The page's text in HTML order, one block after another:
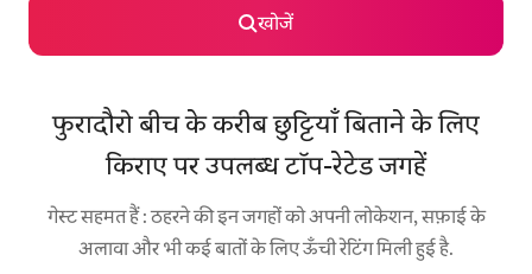
खोजें
फुरादौरो बीच के करीब छुट्टियाँ बिताने के लिए
किराए पर उपलब्ध टॉप-रेटेड जगहें
गेस्ट सहमत हैं : ठहरने की इन जगहों को अपनी लोकेशन, सफ़ाई के
अलावा और भी कई बातों के लिए ऊँची रेटिंग मिली हुई है.